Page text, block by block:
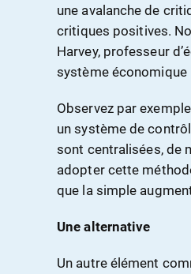
une avalanche de
critiques positives.
Harvey, professeur
système économique
Observez par
un système de
sont centralisées, de
adopter cette
que la simple
Une alternative
Un autre élément